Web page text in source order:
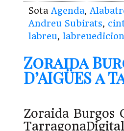
Sota Agenda,
Andreu Subirats,
labreu,
Zoraida
D’AIGÜES
Zoraida Burgos